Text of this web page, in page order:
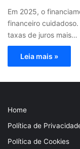
Em 2025, o
financeiro
taxas de juros mais…
Leia mais »
Home
Política de
Política de Cookies